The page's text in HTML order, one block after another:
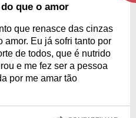
que o amor
que renasce das cinzas
amor. Eu já sofri tanto por
de todos, que é nutrido
e me fez ser a pessoa
por me amar tão